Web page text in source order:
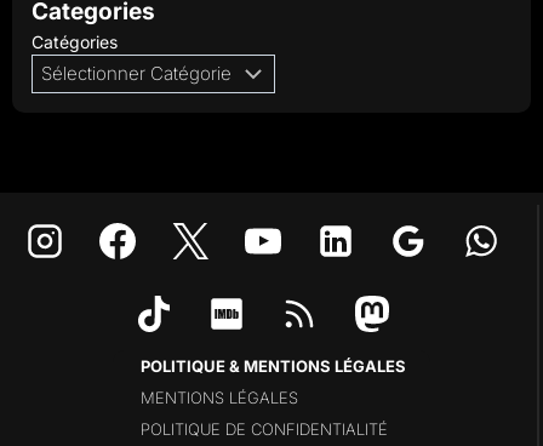
Categories
Catégories
POLITIQUE & MENTIONS LÉGALES
MENTIONS LÉGALES
POLITIQUE DE CONFIDENTIALITÉ